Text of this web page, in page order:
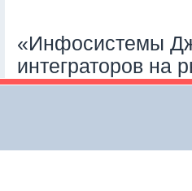
«Инфосистемы
интеграторов на